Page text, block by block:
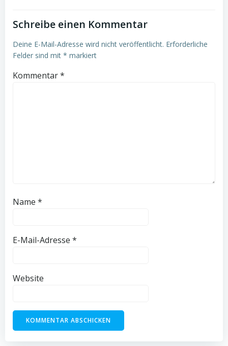
Schreibe einen Kommentar
Deine E-Mail-Adresse wird nicht veröffentlicht. Erforderliche
Felder sind mit * markiert
Kommentar*
Name *
E-Mail-Adresse *
Website